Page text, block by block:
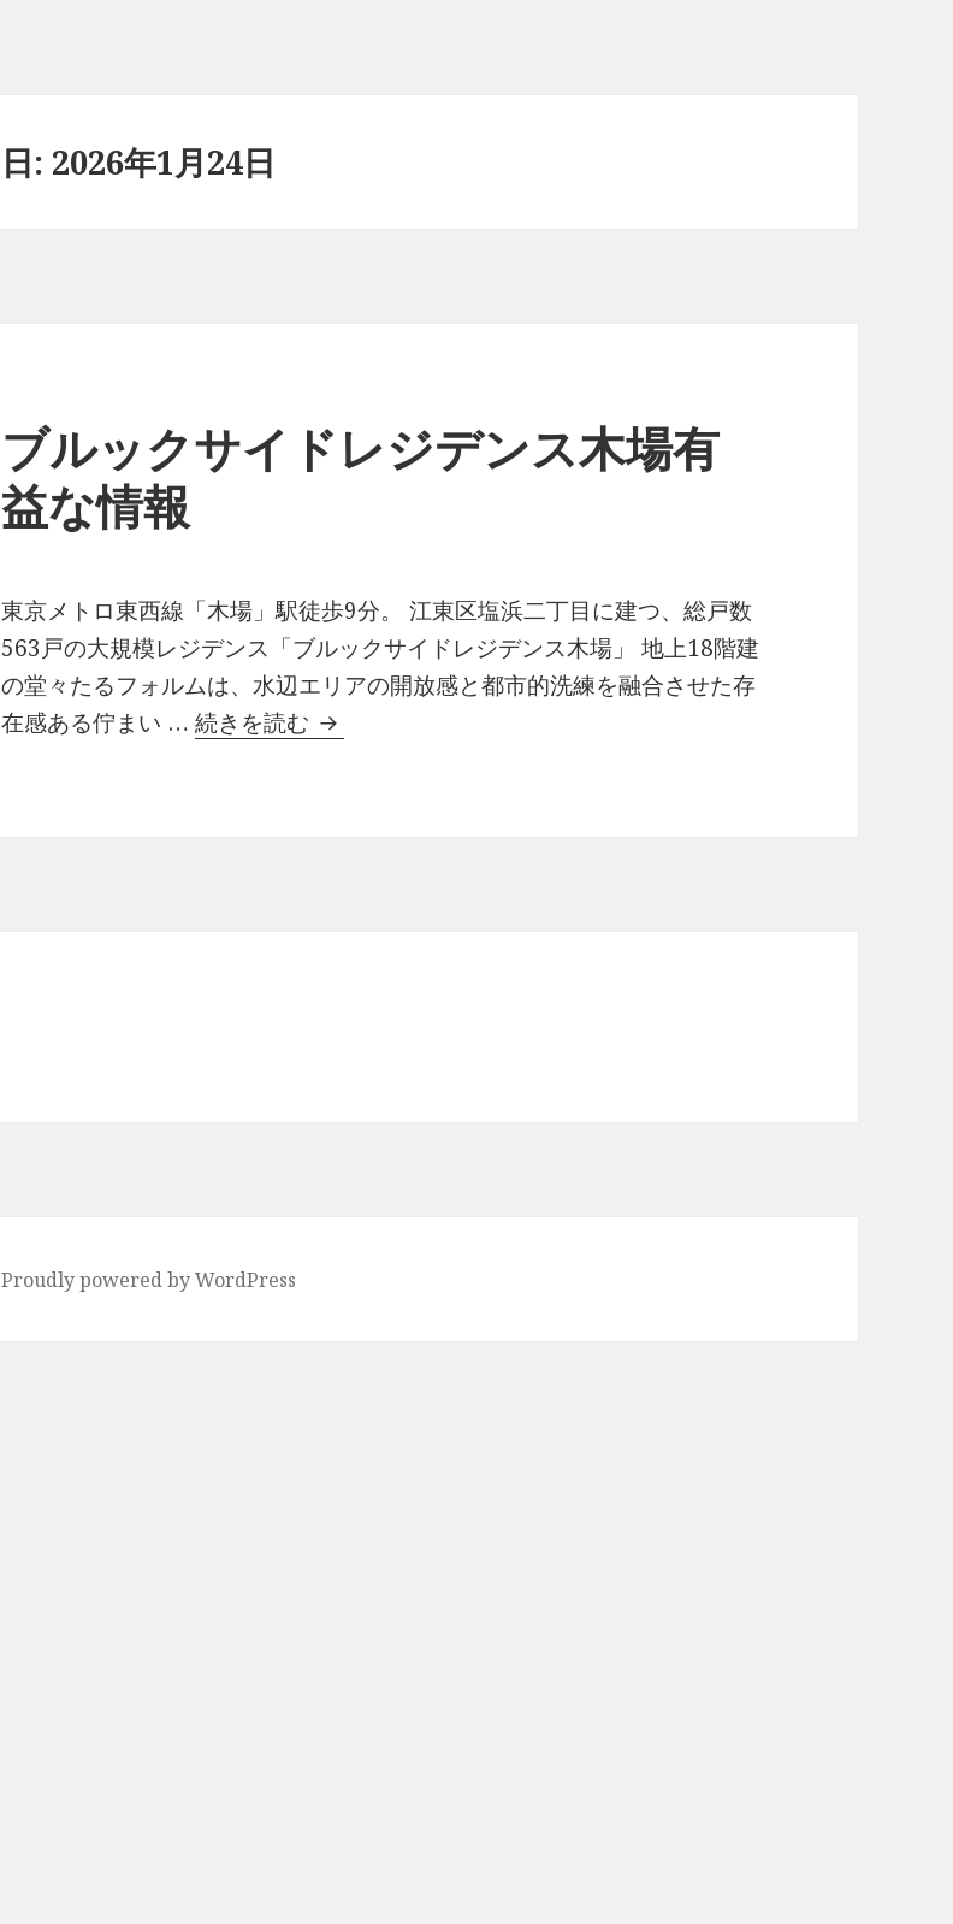
日: 2026年1月24日
ブルックサイドレジデンス木場有
益な情報
東京メトロ東西線「木場」駅徒歩9分。 江東区塩浜二丁目に建つ、総戸数
563戸の大規模レジデンス「ブルックサイドレジデンス木場」 地上18階建
の堂々たるフォルムは、水辺エリアの開放感と都市的洗練を融合させた存
在感ある佇まい …続きを読む ブルックサイドレジデンス木場有益な情報
Proudly powered by WordPress